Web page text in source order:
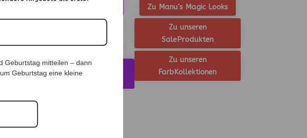
Zu unseren Gürteln
Zu unserem Hals- Ohr-
Zu Manu's Magic Looks
Zu unseren
SaleProdukten
Zu unseren
FarbKollektionen
Geburtstag mitteilen – dann
Geburtstag eine kleine